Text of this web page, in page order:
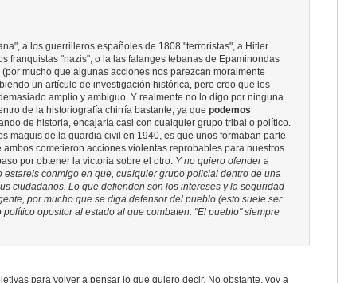
a los guerrilleros españoles de 1808 "terroristas", a Hitler
franquistas "nazis", o la las falanges tebanas de Epaminondas
mucho que algunas acciones nos parezcan moralmente
un artículo de investigación histórica, pero creo que los
amplio y ambiguo. Y realmente no lo digo por ninguna
de la historiografía chirría bastante, ya que podemos
de historia, encajaría casi con cualquier grupo tribal o político.
maquis de la guardia civil en 1940, es que unos formaban parte
cometieron acciones violentas reprobables para nuestros
por obtener la victoria sobre el otro. Y no quiero ofender a
conmigo en que, cualquier grupo policial dentro de una
ciudadanos. Lo que defienden son los intereses y la seguridad
por mucho que se diga defensor del pueblo (esto suele ser
opositor al estado al que combaten. "El pueblo" siempre
para volver a pensar lo que quiero decir. No obstante, voy a